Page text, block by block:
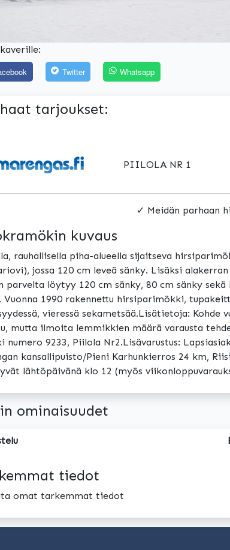
Twitter Whatsapp
tarjoukset:
PIILOLA NR 1
✓ Meidän parhaan
kuvaus
rauhallisella piha-alueella sijaitseva
jossa 120 cm leveä sänky. Lisäksi
parvelta löytyy 120 cm sänky, 80 cm sänky
Vuonna 1990 rakennettu hirsiparimökki,
vieressä sekametsää.Lisätietoja:
mutta ilmoita lemmikkien määrä varausta
numero 9233, Piilola Nr2.Lisävarustus:
kansallipuisto/Pieni Karhunkierros 24 km,
lähtöpäivänä klo 12 (myös
ominaisuudet
tiedot
omat tarkemmat tiedot